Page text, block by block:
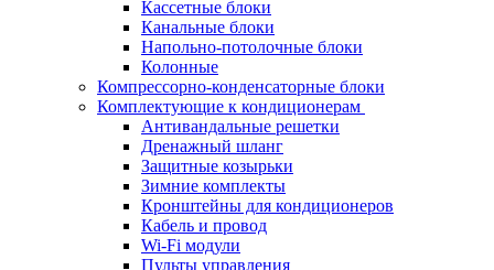
Кассетные блоки
Канальные блоки
Напольно-потолочные блоки
Колонные
Компрессорно-конденсаторные блоки
Комплектующие к кондиционерам
Антивандальные решетки
Дренажный шланг
Защитные козырьки
Зимние комплекты
Кронштейны для кондиционеров
Кабель и провод
Wi-Fi модули
Пульты управления